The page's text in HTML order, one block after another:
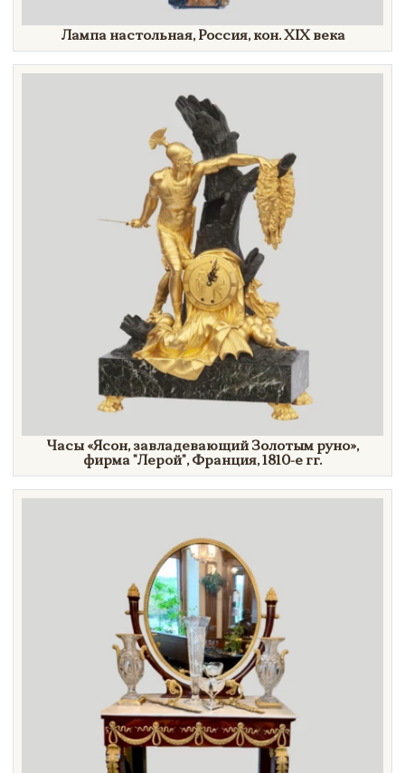
Лампа настольная, Россия, кон.XIX века
Часы«Ясон, завладевающий Золотым руно»,
фирма"Лерой", Франция,1810-е гг.